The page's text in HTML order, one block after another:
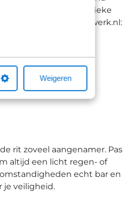
Weigeren
op basis van specifieke
app. 4.Fietsnetwerk.nl:
een focus op
rit zoveel aangenamer. Pas
altijd een licht regen- of
echt bar en
je veiligheid.